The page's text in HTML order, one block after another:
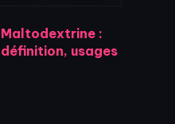
Maltodextrine :
définition, usages